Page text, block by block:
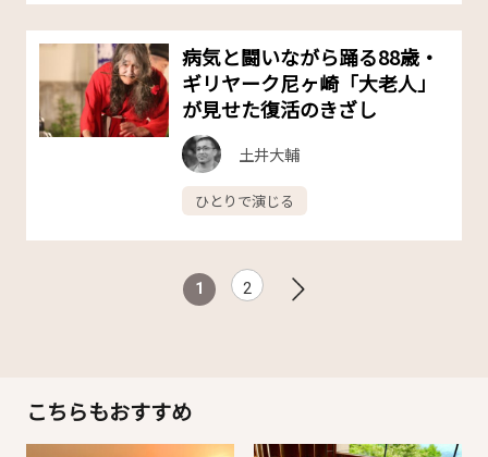
病気と闘いながら踊る88歳・
ギリヤーク尼ヶ崎「大老人」
が見せた復活のきざし
土井大輔
ひとりで演じる
1 2
こちらもおすすめ